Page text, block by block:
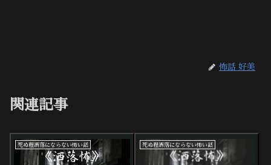
怖話 好美
関連記事
死ぬ程洒落にならない怖い話 死ぬ程洒落にならない怖い話